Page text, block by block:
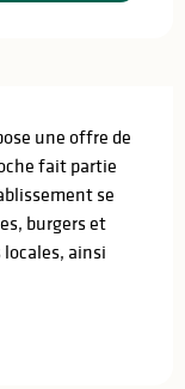
une offre de
fait partie
se
burgers et
ainsi